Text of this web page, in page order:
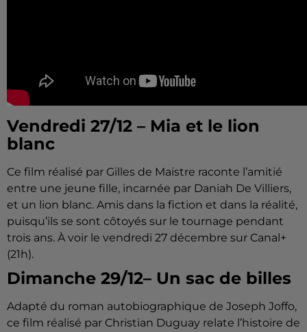
Vendredi 27/12 – Mia et le lion
blanc
Ce film réalisé par Gilles de Maistre raconte l’amitié
entre une jeune fille, incarnée par Daniah De Villiers,
et un lion blanc. Amis dans la fiction et dans la réalité,
puisqu’ils se sont côtoyés sur le tournage pendant
trois ans. À voir le vendredi 27 décembre sur Canal+
(21h).
Dimanche 29/12– Un sac de billes
Adapté du roman autobiographique de Joseph Joffo,
ce film réalisé par Christian Duguay relate l’histoire de